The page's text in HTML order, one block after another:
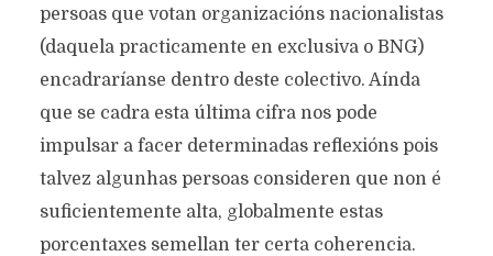
persoas que votan organizacións nacionalistas
(daquela practicamente en exclusiva o BNG)
encadraríanse dentro deste colectivo. Aínda
que se cadra esta última cifra nos pode
impulsar a facer determinadas reflexións pois
talvez algunhas persoas consideren que non é
suficientemente alta, globalmente estas
porcentaxes semellan ter certa coherencia.